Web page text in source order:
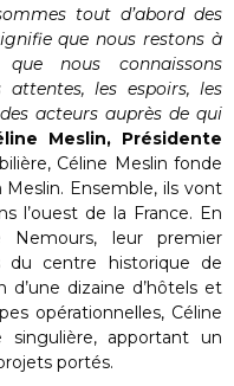
tout d’abord des
que nous restons à
nous connaissons
les espoirs, les
acteurs auprès de qui
Meslin, Présidente
Céline Meslin fonde
Ensemble, ils vont
l’ouest de la France. En
Nemours, leur premier
centre historique de
d’une dizaine d’hôtels et
opérationnelles, Céline
singulière, apportant un
portés.